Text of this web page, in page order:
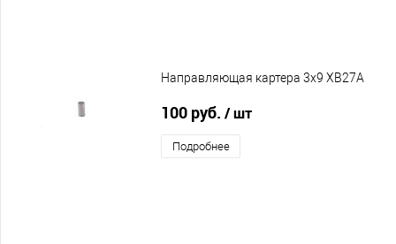
Направляющая картера 3x9 XB27A
100 руб. / шт
Подробнее